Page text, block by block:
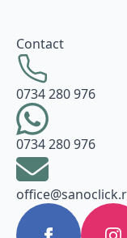
Contact
0734 280 976
0734 280 976